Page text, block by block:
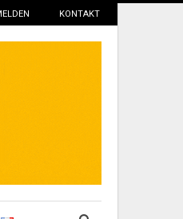
KONTAKT